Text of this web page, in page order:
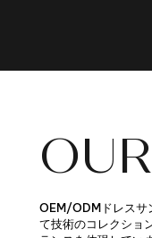
OEM/ODMドレスサ
て技術のコレクショ